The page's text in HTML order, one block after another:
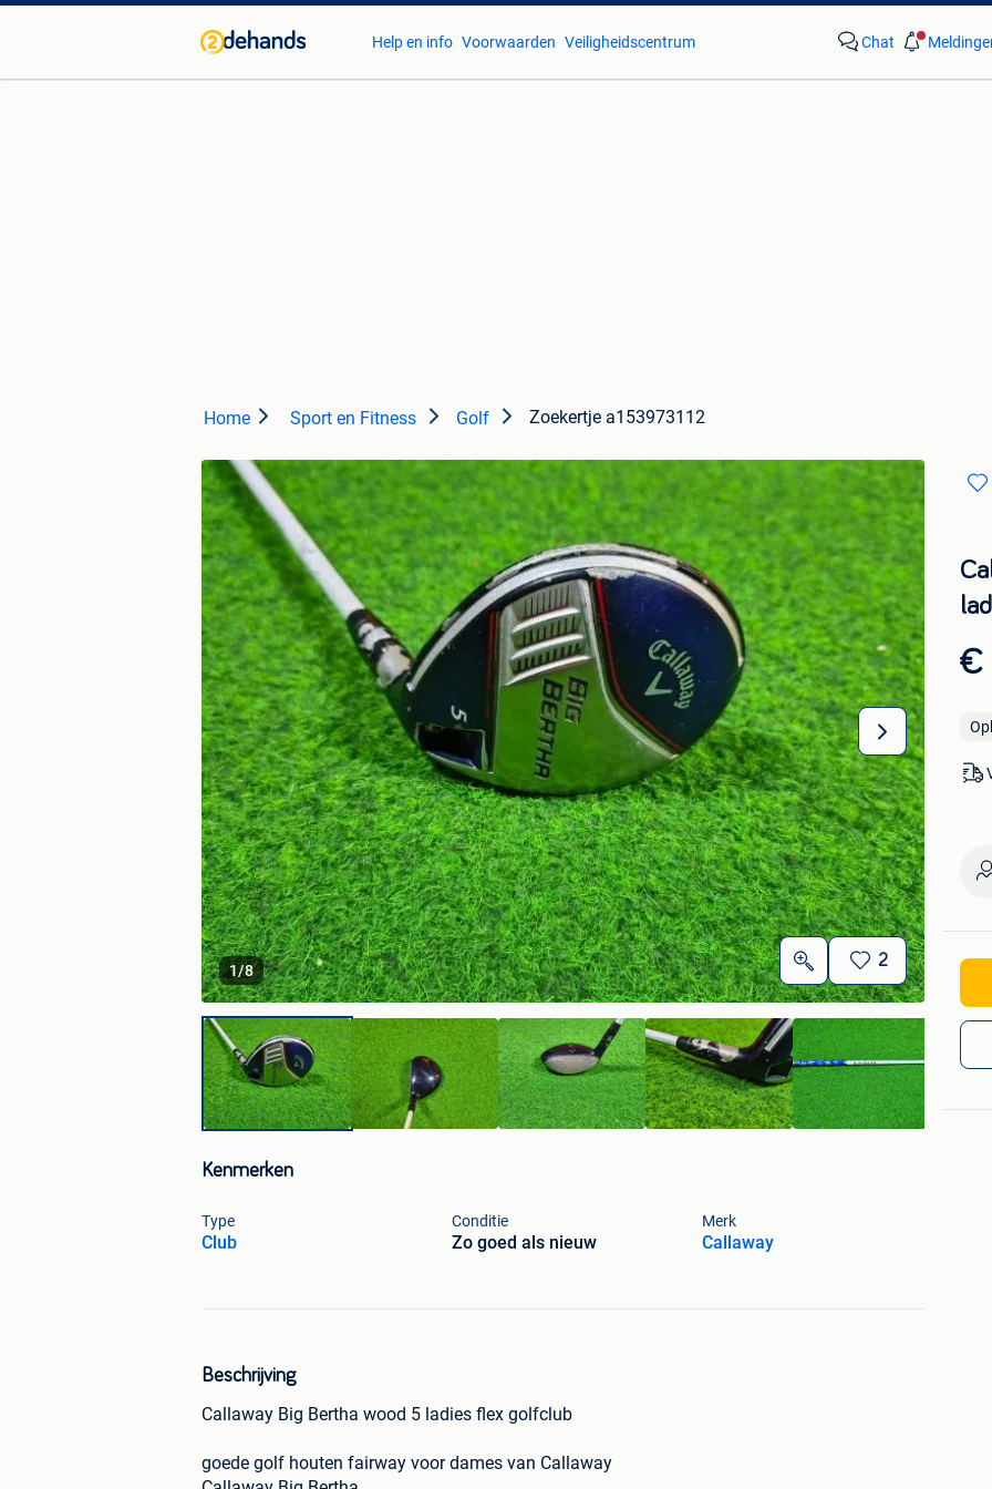
Help en info Voorwaarden Veiligheidscentrum Chat
Home Sport en Fitness Golf Zoekertje a153973112
1/8
2
Kenmerken
Type
Club
Conditie
Zo goed als nieuw
Merk
Callaway
Beschrijving
Callaway Big Bertha wood 5 ladies flex golfclub
goede golf houten fairway voor dames van Callaway
€